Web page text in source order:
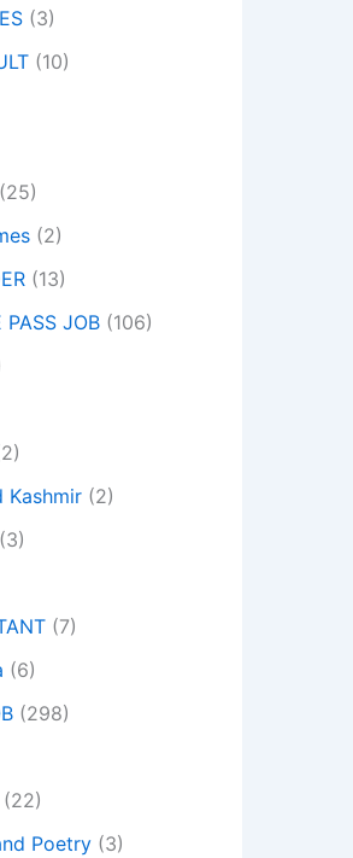
(3)
(10)
(25)
(2)
(13)
PASS JOB (106)
Kashmir (2)
(3)
(7)
(6)
(298)
(22)
Poetry (3)